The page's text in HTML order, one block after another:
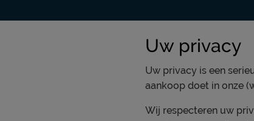
Uw privacy
Uw privacy is een
aankoop doet in onze
Wij respecteren uw